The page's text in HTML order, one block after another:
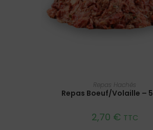
AJOUTER AU PANIER
Repas Hachés
Repas Boeuf/Volaille –
2,70 € TTC